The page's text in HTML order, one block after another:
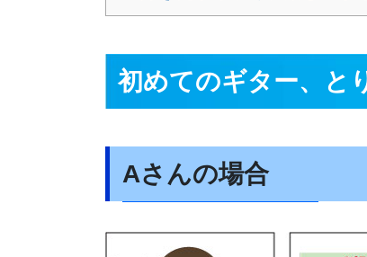
初めてのギター、と
Aさんの場合